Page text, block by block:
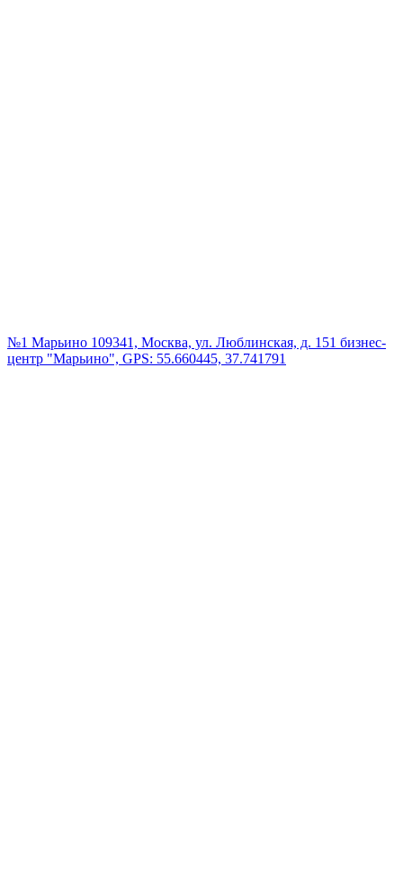
№1 Марьино 109341, Москва, ул. Люблинская, д. 151 бизнес-
центр "Марьино", GPS: 55.660445, 37.741791